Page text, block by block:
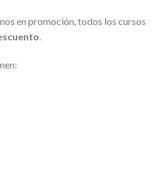
en promoción, todos los cursos
.